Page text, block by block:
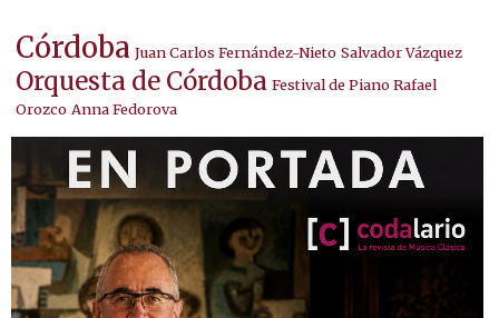
Córdoba Juan Carlos Fernández-Nieto Salvador Vázquez
Orquesta de Córdoba Festival de Piano Rafael
Orozco Anna Fedorova